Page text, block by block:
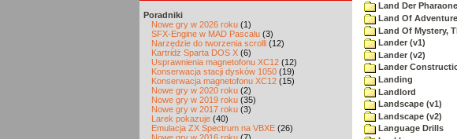
Poradniki
Nowe gry w 2026 roku (1)
SFX-Engine w MAD Pascalu (3)
Narzędzie do tworzenia scrolli (12)
Kartridż Sparta DOS X (6)
Usprawnienia magnetofonu XC12 (12)
Konserwacja stacji dysków 1050 (19)
Konserwacja magnetofonu XC12 (15)
Nowe gry w 2020 roku (2)
Nowe gry w 2019 roku (35)
Nowe gry w 2017 roku (3)
Larek pokazuje (40)
Emulacja ZX Spectrum na VBXE (26)
Land Der
Land Of Adventure
Land Of Mystery,
Lander (v1)
Lander (v2)
Lander
Landing
Landlord
Landscape (v1)
Landscape (v2)
Language Drills